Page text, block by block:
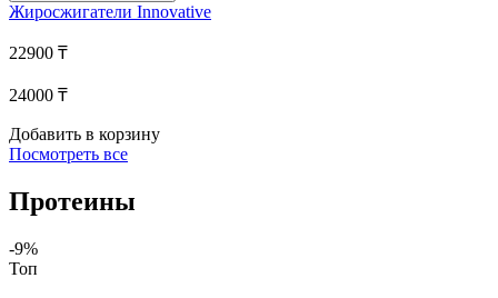
Жиросжигатели Innovative
22900 ₸
24000 ₸
Добавить в корзину
Посмотреть все
Протеины
-9%
Топ